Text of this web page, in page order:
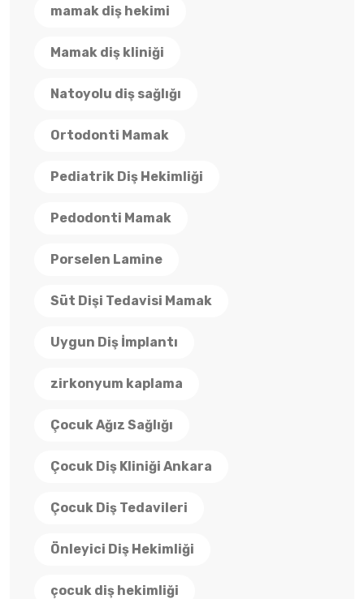
mamak diş hekimi
Mamak diş kliniği
Natoyolu diş sağlığı
Ortodonti Mamak
Pediatrik Diş Hekimliği
Pedodonti Mamak
Porselen Lamine
Süt Dişi Tedavisi Mamak
Uygun Diş İmplantı
zirkonyum kaplama
Çocuk Ağız Sağlığı
Çocuk Diş Kliniği Ankara
Çocuk Diş Tedavileri
Önleyici Diş Hekimliği
çocuk diş hekimliği